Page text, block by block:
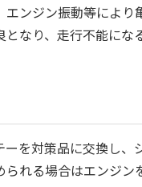
ンジン振動等により
なり、走行不能にな
を対策品に交換し、
れる場合はエンジン